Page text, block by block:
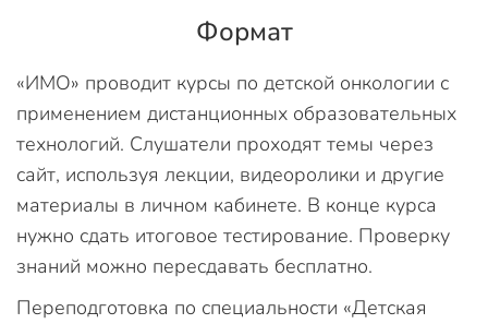
Формат
«ИМО» проводит курсы по детской онкологии с
применением дистанционных образовательных
технологий. Слушатели проходят темы через
сайт, используя лекции, видеоролики и другие
материалы в личном кабинете. В конце курса
нужно сдать итоговое тестирование. Проверку
знаний можно пересдавать бесплатно.
Переподготовка по специальности «Детская